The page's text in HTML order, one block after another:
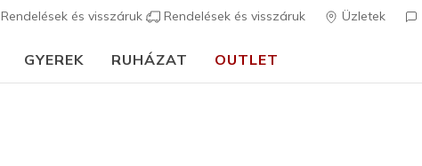
Rendelések és visszáruk Rendelések és visszáruk Üzletek
GYEREK RUHÁZAT OUTLET